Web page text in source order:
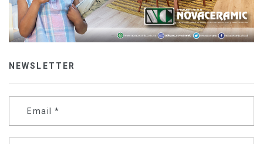
NEWSLETTER
Email *